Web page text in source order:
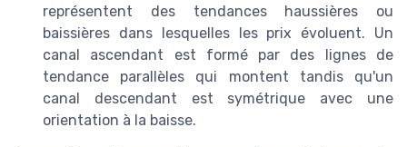
représentent des tendances haussières ou
baissières dans lesquelles les prix évoluent. Un
canal ascendant est formé par des lignes de
tendance parallèles qui montent tandis qu'un
canal descendant est symétrique avec une
orientation à la baisse.